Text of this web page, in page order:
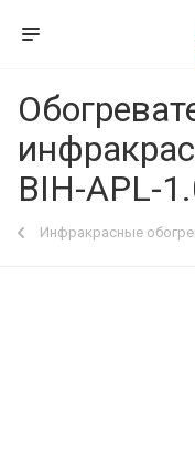
BIH-APL-
Инфракрасные